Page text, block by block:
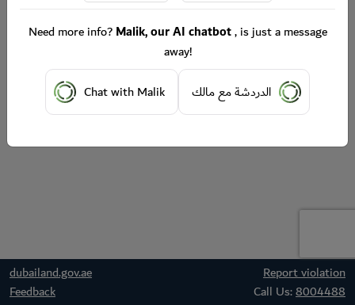
dubailand.gov.ae
Report violation
Feedback
Call Us:8004488
Need more info?Malik, our AI chatbot, is just a message
away!
Chat with Malik
الدردشة مع مالك